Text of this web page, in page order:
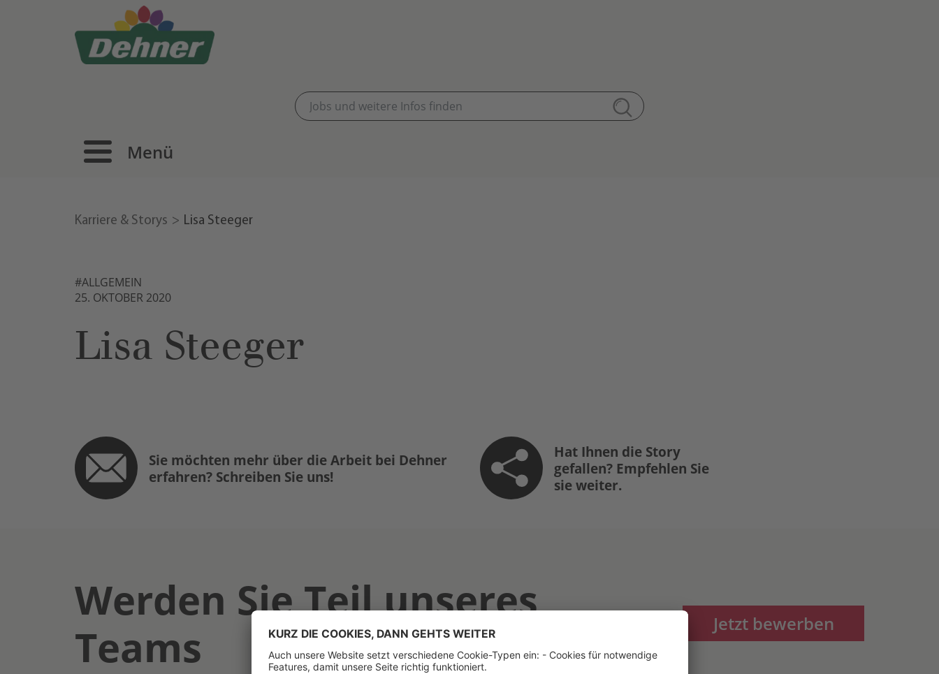
Menü
Karriere & Storys Lisa Steeger
#ALLGEMEIN
25. OKTOBER 2020
Lisa Steeger
Sie möchten mehr über die Arbeit bei Dehner
erfahren? Schreiben Sie uns!
Hat Ihnen die Story
gefallen? Empfehlen Sie
sie weiter.
Werden Sie Teil unseres
Teams
Jetzt bewerben